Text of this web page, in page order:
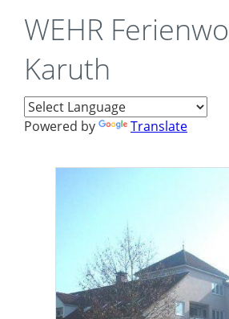
WEHR
Karuth
Powered by Translate